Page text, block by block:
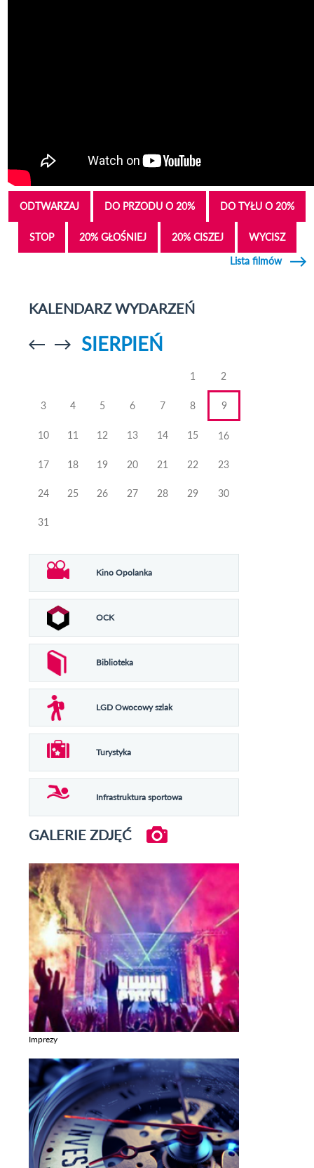
ODTWARZAJ DO PRZODU O 20% DO TYŁU O 20%
STOP 20% GŁOŚNIEJ 20% CISZEJ
WYCISZ
Lista filmów
KALENDARZ WYDARZEŃ
Przejdź doPrzejdź do
SIERPIEŃ
1 2
3 4 5 6 7 8 9
10 11 12 13 14 15 16
17 18 19 20 21 22 23
24 25 26 27 28 29 30
31
Kino Opolanka
OCK
Biblioteka
LGD Owocowy szlak
Turystyka
Infrastruktura sportowa
GALERIE ZDJĘĆ
Imprezy